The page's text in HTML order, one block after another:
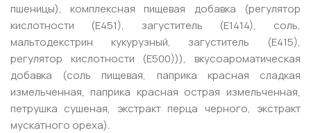
пшеницы), комплексная пищевая добавка (регулятор
кислотности (Е451), загуститель (Е1414), соль,
мальтодекстрин кукурузный, загуститель (Е415),
регулятор кислотности (Е500))), вкусоароматическая
добавка (соль пищевая, паприка красная сладкая
измельченная, паприка красная острая измельченная,
петрушка сушеная, экстракт перца черного, экстракт
мускатного ореха).